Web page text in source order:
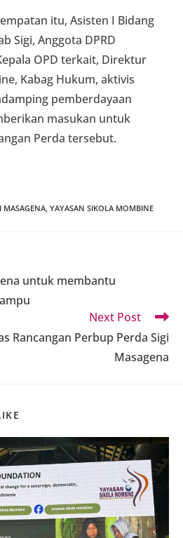
itu, Asisten I Bidang
Sigi, Anggota DPRD
OPD terkait, Direktur
Kabag Hukum, aktivis
pemberdayaan
masukan untuk
Perda tersebut.
MASAGENA, YAYASAN SIKOLA MOMBINE
untuk membantu
Next Post
Rancangan Perbup Perda Sigi
Masagena